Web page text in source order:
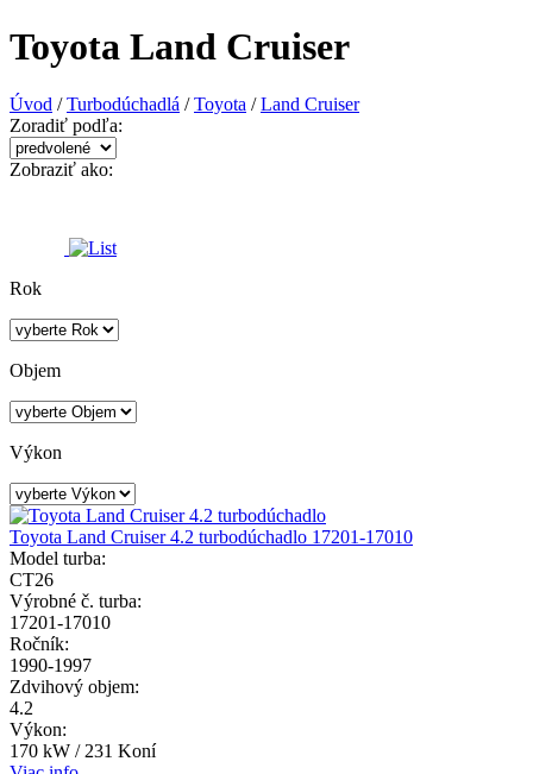
Toyota Land Cruiser
Úvod / Turbodúchadlá / Toyota / Land Cruiser
Zoradiť podľa:
Zobraziť ako:
Rok
Objem
Výkon
Toyota Land Cruiser 4.2 turbodúchadlo 17201-17010
Model turba:
CT26
Výrobné č. turba:
17201-17010
Ročník:
1990-1997
Zdvihový objem:
4.2
Výkon:
170 kW / 231 Koní